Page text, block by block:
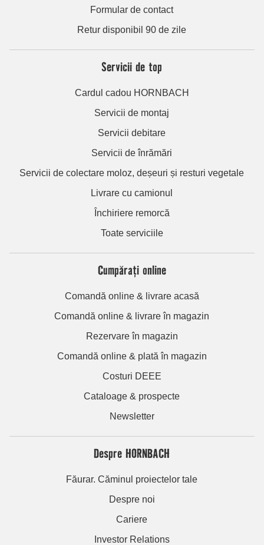
Formular de contact
Retur disponibil 90 de zile
Servicii de top
Cardul cadou HORNBACH
Servicii de montaj
Servicii debitare
Servicii de înrămări
Servicii de colectare moloz, deșeuri și resturi vegetale
Livrare cu camionul
Închiriere remorcă
Toate serviciile
Cumpărați online
Comandă online & livrare acasă
Comandă online & livrare în magazin
Rezervare în magazin
Comandă online & plată în magazin
Costuri DEEE
Cataloage & prospecte
Newsletter
Despre HORNBACH
Făurar. Căminul proiectelor tale
Despre noi
Cariere
Investor Relations